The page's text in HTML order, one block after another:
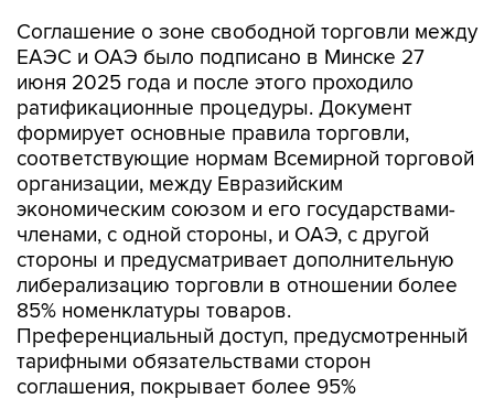
Соглашение о зоне свободной торговли между
ЕАЭС и ОАЭ было подписано в Минске 27
июня 2025 года и после этого проходило
ратификационные процедуры. Документ
формирует основные правила торговли,
соответствующие нормам Всемирной торговой
организации, между Евразийским
экономическим союзом и его государствами-
членами, с одной стороны, и ОАЭ, с другой
стороны и предусматривает дополнительную
либерализацию торговли в отношении более
85% номенклатуры товаров.
Преференциальный доступ, предусмотренный
тарифными обязательствами сторон
соглашения, покрывает более 95%